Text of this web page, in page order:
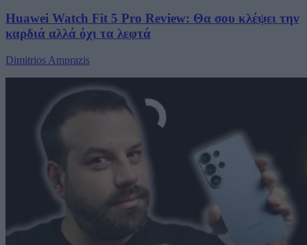
Huawei Watch Fit 5 Pro Review: Θα σου κλέψει την
καρδιά αλλά όχι τα λεφτά
Dimitrios Amprazis